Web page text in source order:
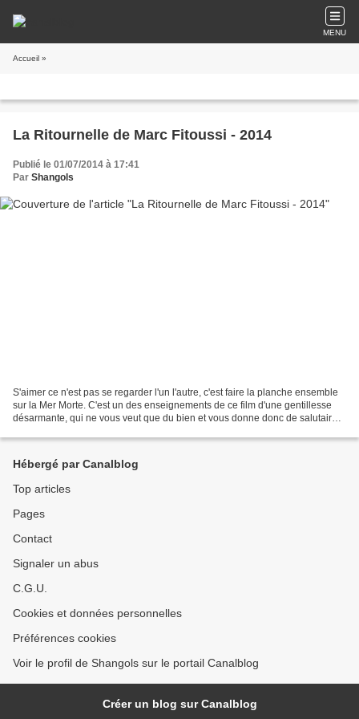
MENU
Accueil »
La Ritournelle de Marc Fitoussi - 2014
Publié le 01/07/2014 à 17:41
Par Shangols
S'aimer ce n'est pas se regarder l'un l'autre, c'est faire la planche ensemble
sur la Mer Morte. C'est un des enseignements de ce film d'une gentillesse
désarmante, qui ne vous veut que du bien et vous donne donc de salutaires
Hébergé par Canalblog
Top articles
Pages
Contact
Signaler un abus
C.G.U.
Cookies et données personnelles
Préférences cookies
Voir le profil de Shangols sur le portail Canalblog
Créer un blog sur Canalblog